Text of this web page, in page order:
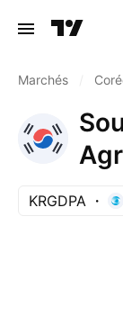
Marchés
KRGDPA